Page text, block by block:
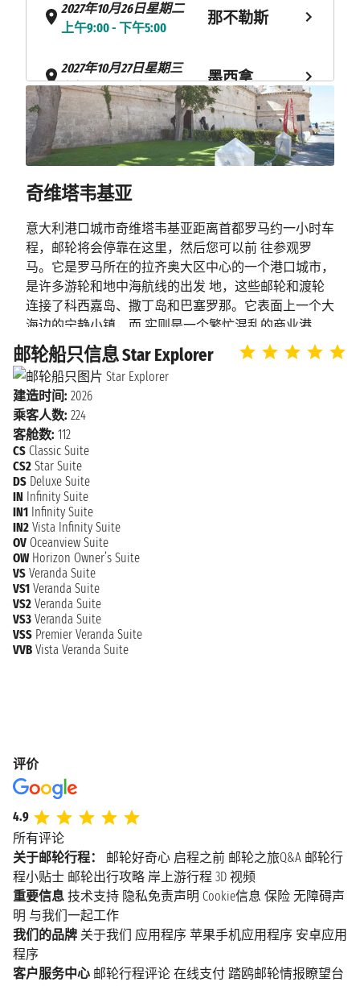
2027年10月26日星期二
上午9:00 - 下午5:00
那不勒斯
2027年10月27日星期三
上午10:00 - 下午6:00
墨西拿
2027年10月28日星期四 海上巡航
2027年10月29日星期五
科托尔
上午8:00 - 下午11:59
克
2027年10月31日星期日
n.d. - 下午12:30
杜布罗夫尼
克
2027年11月1日星期一
上午7:30 - 下午6:00
扎达尔
2027年11月2日星期二
上午10:00 - 下午11:59
2027年11月3日星期三
n.d. 下午11:59
奇维塔韦基亚
意大利港口城市奇维塔韦基亚距离首都罗马约一小时车
程，邮轮将会停靠在这里，然后您可以前 往参观罗
马。它是罗马所在的拉齐奥大区中心的一个港口城市，
是许多游轮和地中海航线的出发 地，这些邮轮和渡轮
连接了科西嘉岛、撒丁岛和巴塞罗那。它表面上一个大
海边的宁静小镇，而 实则是一个繁忙混乱的商业港
口。 这个小城沿着绵延的海岸线发展的，在以北的米
尼翁河（Mignon River）和以南的马兰戈内河
（Marangone River）之间。 这里有很多海湾和沙滩，同
时也是意大利中部的一个艺术和历史名城。这座古老小
城里有很多历 史古迹、花园、别墅和艺术品，参观完
这些文化遗迹后，您还可以前往第勒尼安海的沙滩上晒
晒 太阳、去参观菲康塞拉温泉浴场，或是近距离参观
伊特鲁里亚人的发掘地。所以无论是体验慵懒 的地中
海生活还是参观辉煌的历史古迹，这里都是绝佳的旅游
地。
邮轮船只信息 Star Explorer
建造时间: 2026
乘客人数: 224
客舱数: 112
CS Classic Suite
CS2 Star Suite
DS Deluxe Suite
IN Infinity Suite
IN1 Infinity Suite
IN2 Vista Infinity Suite
OV Oceanview Suite
OW Horizon Owner’s Suite
VS Veranda Suite
VS1 Veranda Suite
VS2 Veranda Suite
VS3 Veranda Suite
VSS Premier Veranda Suite
VVB Vista Veranda Suite
评价
4.9
所有评论
关于邮轮行程：
邮轮好奇心 启程之前 邮轮之旅Q&A 邮轮行
程小贴士 邮轮出行攻略 岸上游行程 3D 视频
重要信息 技术支持 隐私免责声明 Cookie信息 保险 无障碍声
明 与我们一起工作
我们的品牌 关于我们 应用程序 苹果手机应用程序 安卓应用
程序
客户服务中心 邮轮行程评论 在线支付 踏鸥邮轮情报瞭望台